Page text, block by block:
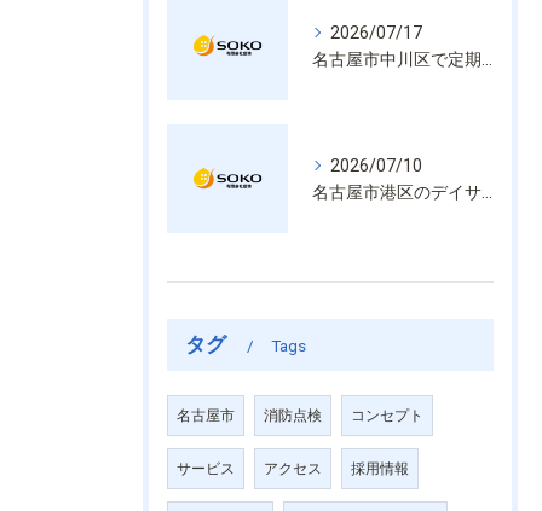
2026/07/17
2026/07/10
タグ Tags
名古屋市 消防点検 コンセプト
サービス アクセス 採用情報